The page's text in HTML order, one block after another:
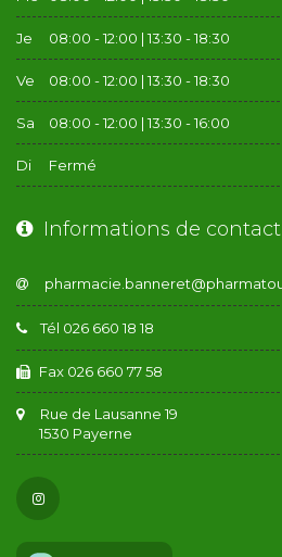
Je 08:00 - 12:00 | 13:30 - 18:30
Ve 08:00 - 12:00 | 13:30 - 18:30
Sa 08:00 - 12:00 | 13:30 - 16:00
Di Fermé
Informations de contact
Tél 026 660 18 18
Fax 026 660 77 58
Rue de Lausanne 19
1530 Payerne